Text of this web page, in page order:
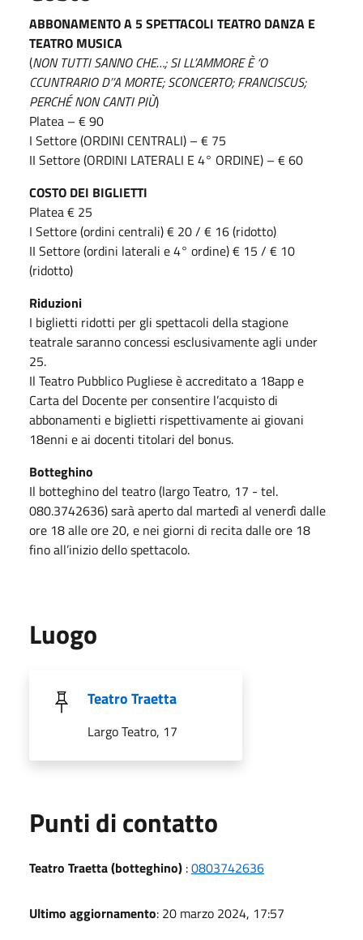
ABBONAMENTO A 5 SPETTACOLI TEATRO DANZA E
TEATRO MUSICA
(NON TUTTI SANNO CHE…; SI LL’AMMORE È ‘O
CCUNTRARIO D’’A MORTE; SCONCERTO; FRANCISCUS;
PERCHÉ NON CANTI PIÙ)
Platea – € 90
I Settore (ORDINI CENTRALI) – € 75
II Settore (ORDINI LATERALI E 4° ORDINE) – € 60
COSTO DEI BIGLIETTI
Platea € 25
I Settore (ordini centrali) € 20 / € 16 (ridotto)
II Settore (ordini laterali e 4° ordine) € 15 / € 10
(ridotto)
Riduzioni
I biglietti ridotti per gli spettacoli della stagione
teatrale saranno concessi esclusivamente agli under
25.
Il Teatro Pubblico Pugliese è accreditato a 18app e
Carta del Docente per consentire l’acquisto di
abbonamenti e biglietti rispettivamente ai giovani
18enni e ai docenti titolari del bonus.
Botteghino
Il botteghino del teatro (largo Teatro, 17 - tel.
080.3742636) sarà aperto dal martedì al venerdì dalle
ore 18 alle ore 20, e nei giorni di recita dalle ore 18
fino all’inizio dello spettacolo.
Luogo
Teatro Traetta
Largo Teatro, 17
Punti di contatto
Teatro Traetta (botteghino) :0803742636
Ultimo aggiornamento: 20 marzo 2024, 17:57